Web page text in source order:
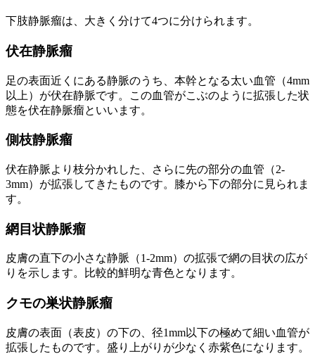
下肢静脈瘤は、大きく分けて4つに分けられます。
伏在静脈瘤
足の表面近くにある静脈のうち、本幹となる太い血管（4mm
以上）が伏在静脈です。この血管がこぶのように拡張した状
態を伏在静脈瘤といいます。
側枝静脈瘤
伏在静脈より枝分かれした、さらに先の部分の血管（2-
3mm）が拡張してきたものです。膝から下の部分に見られま
す。
網目状静脈瘤
皮膚の直下の小さな静脈（1-2mm）の拡張で網の目状の広が
りを示します。比較的鮮明な青色となります。
クモの巣状静脈瘤
皮膚の表面（表皮）の下の、径1mm以下の極めて細い血管が
拡張したものです。盛り上がりが少なく赤紫色になります。